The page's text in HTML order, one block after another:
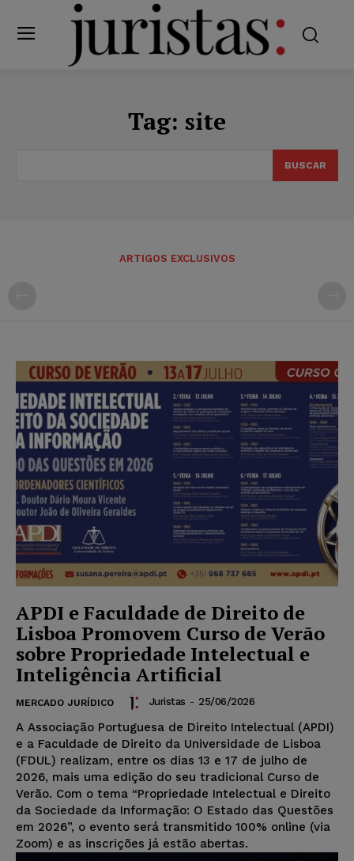
Tag: site
BUSCAR
ARTIGOS EXCLUSIVOS
APDI e Faculdade de Direito de
Lisboa Promovem Curso de Verão
sobre Propriedade Intelectual e
Inteligência Artificial
MERCADO JURÍDICO Juristas - 25/06/2026
A Associação Portuguesa de Direito Intelectual (APDI)
e a Faculdade de Direito da Universidade de Lisboa
(FDUL) realizam, entre os dias 13 e 17 de julho de
2026, mais uma edição do seu tradicional Curso de
Verão. Com o tema “Propriedade Intelectual e Direito
da Sociedade da Informação: O Estado das Questões
em 2026”, o evento será transmitido 100% online (via
Zoom) e as inscrições já estão abertas.